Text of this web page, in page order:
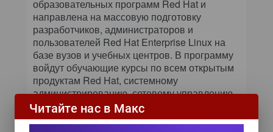
образовательных программ Red Hat и
направлена на массовую подготовку
разработчиков, администраторов и
пользователей Red Hat Enterprise Linux на
базе вузов и учебных центров. В программу
войдут обучающие курсы по всем открытым
продуктам Red Hat, системному
администрированию, сетевому управлению
и разработке ПО с открытым кодом. После
сдачи экзамена студентам российских вузов
Читайте нас в Макс